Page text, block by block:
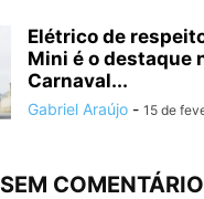
Elétrico de
Mini é o destaque
Carnaval...
Gabriel Araújo - 15 de
SEM